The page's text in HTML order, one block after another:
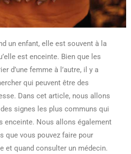
un enfant, elle est souvent à la
est enceinte. Bien que les
d’une femme à l’autre, il y a
qui peuvent être des
Dans cet article, nous allons
signes les plus communs qui
enceinte. Nous allons également
que vous pouvez faire pour
et quand consulter un médecin.